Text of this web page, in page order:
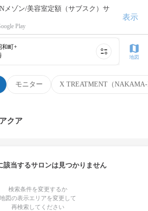
メゾン/美容室定額（サブスク）サ
Play
表示
モニター X TREATMENT（
和町+
地図
クア
該当するサロンは見つかりません
検索条件を変更するか
地図の表示エリアを変更して
再検索してください